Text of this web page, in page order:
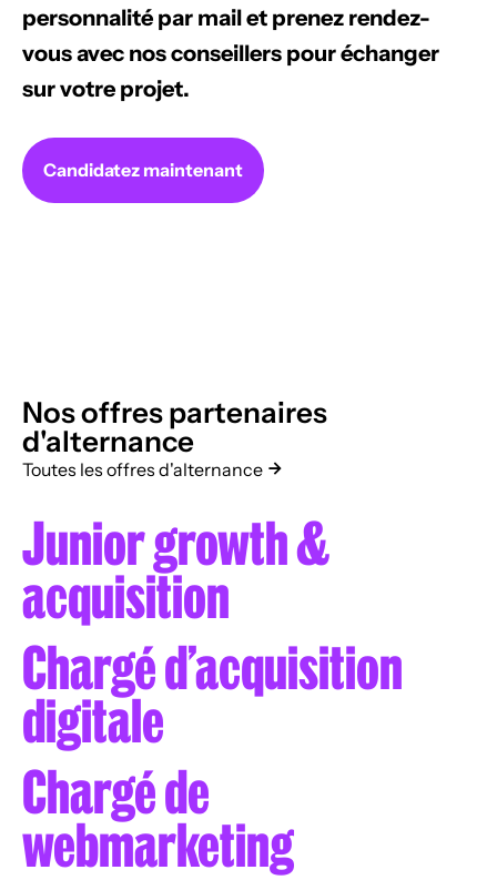
personnalité par mail et prenez rendez-
vous avec nos conseillers pour échanger
sur votre projet.
Candidatez maintenant
Nos offres partenaires
d'alternance
Toutes les offres d'alternance
Junior growth &
acquisition
Chargé d’acquisition
digitale
Chargé de
webmarketing